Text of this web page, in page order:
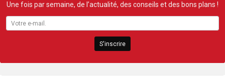
Une fois par semaine, de l’actualité, des conseils et des bons plans !
S'inscrire